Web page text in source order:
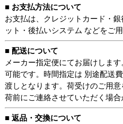
■ お支払方法について
お支払は、クレジットカード・
ット・後払いシステム などをご
■ 配送について
メーカー指定便にてお届けしま
可能です。時間指定は 別途配送
渡しとなります。荷受けのご用
荷前にご連絡させていただく場合
■ 返品・交換について